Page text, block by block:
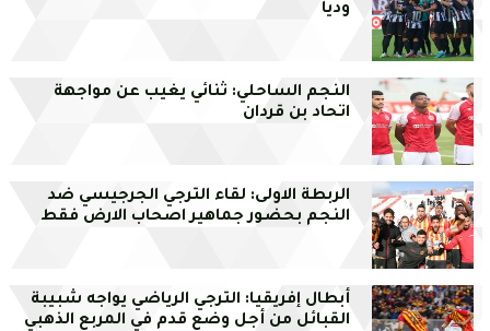
وديا
النجم الساحلي: ثنائي يغيب عن مواجهة
اتحاد بن قردان
الربطة الاولى: لقاء الترجي الجرجيسي ضد
النجم بحضور جماهير اصحاب الارض فقط
أبطال إفريقيا: الترجي الرياضي يواجه شبيبة
القبائل من أجل وضع قدم في المربع الذهبي